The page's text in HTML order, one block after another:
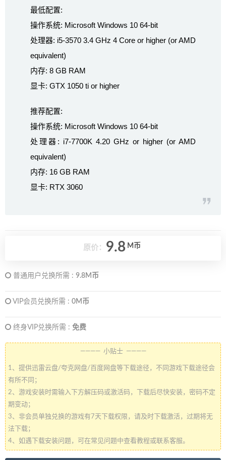
最低配置:
操作系统: Microsoft Windows 10 64-bit
处理器: i5-3570 3.4 GHz 4 Core or higher (or AMD
equivalent)
内存: 8 GB RAM
显卡: GTX 1050 ti or higher
推荐配置:
操作系统: Microsoft Windows 10 64-bit
处理器: i7-7700K 4.20 GHz or higher (or AMD
equivalent)
内存: 16 GB RAM
显卡: RTX 3060
原价： 9.8 M币
普通用户兑换所需 : 9.8M币
VIP会员兑换所需 : 0M币
终身VIP兑换所需 : 免费
———— 小贴士 ————
1、提供迅雷云盘/夸克网盘/百度网盘等下载途径，不同游戏下载途径会
有所不同；
2、游戏安装时需输入下方解压码或激活码，下载后尽快安装，密码不定
期变动；
3、非会员单独兑换的游戏有7天下载权限，请及时下载激活，过期将无
法下载；
4、如遇下载安装问题，可在常见问题中查看教程或联系客服。